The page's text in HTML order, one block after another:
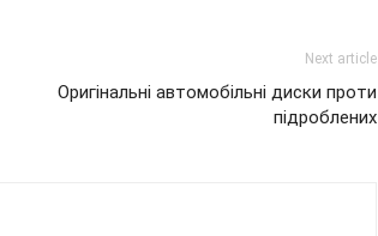
Next article
Оригінальні автомобільні диски проти
підроблених